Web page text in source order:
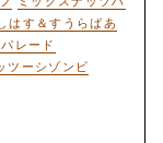
はす＆すうらばあ
レード
ツーシゾンビ